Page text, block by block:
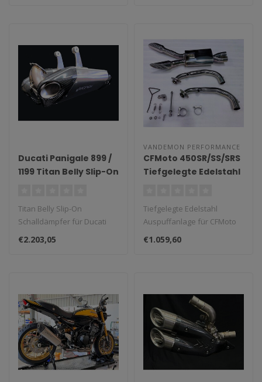
Ducati Panigale 899 /
1199 Titan Belly Slip-On
Titan Belly Slip-On
Schalldämpfer für Ducati
Panigale 899/1199 (2011–
€2.203,05
VANDEMON PERFORMANCE
CFMoto 450SR/SS/SRS
Tiefgelegte Edelstahl
Tiefgelegte Edelstahl
Auspuffanlage für CFMoto
450SR/SS/SRS.
€1.059,60